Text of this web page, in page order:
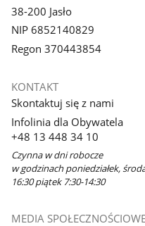
38-200 Jasło
NIP 6852140829
Regon 370443854
KONTAKT
Skontaktuj się z nami
Infolinia dla Obywatela
+48 13 448 34 10
Czynna w dni robocze
w godzinach poniedziałek,
16:30 piątek 7:30-14:30
MEDIA